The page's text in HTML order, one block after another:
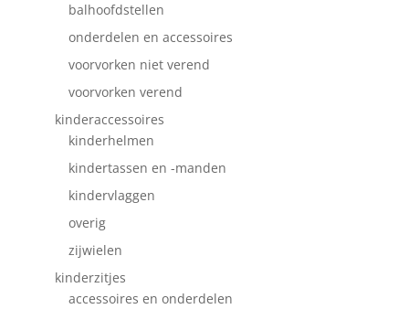
balhoofdstellen
onderdelen en accessoires
voorvorken niet verend
voorvorken verend
kinderaccessoires
kinderhelmen
kindertassen en -manden
kindervlaggen
overig
zijwielen
kinderzitjes
accessoires en onderdelen